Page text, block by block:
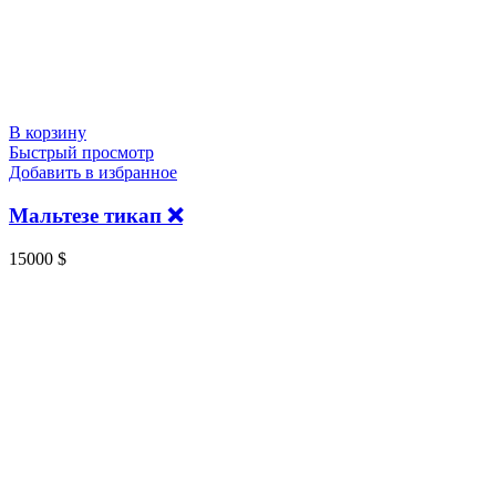
В корзину
Быстрый просмотр
Добавить в избранное
Мальтезе тикап ❌
15000 $